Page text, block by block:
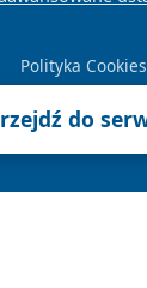
Polityka Cookies
do
Prywatności